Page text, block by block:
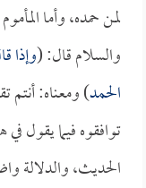
لمن حمده، وأما
والسلام قال: (وإذا
الحمد) ومعناه: أنتم
توافقوه فيما يقول
الحديث، والدلالة